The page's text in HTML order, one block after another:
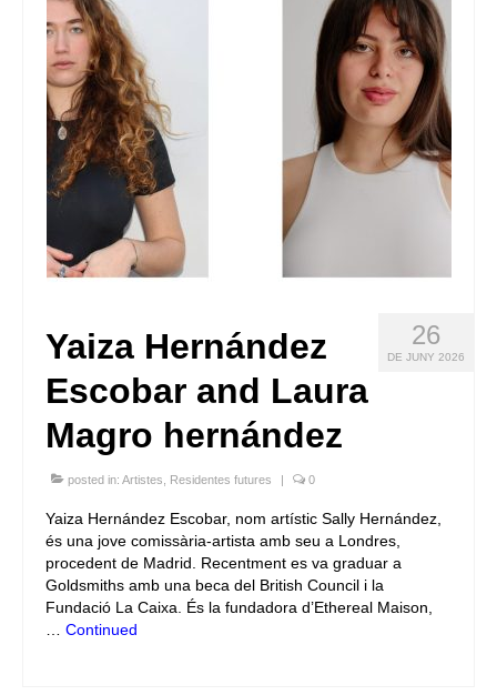
Idioma:
26
DE JUNY 2026
Yaiza Hernández
Escobar and Laura
Magro hernández
posted in: Artistes Residentes futures | 0
Yaiza Hernández Escobar, nom artístic Sally Hernández,
és una jove comissària-artista amb seu a Londres,
procedent de Madrid. Recentment es va graduar a
Goldsmiths amb una beca del British Council i la
Fundació La Caixa. És la fundadora d’Ethereal Maison,
Continued